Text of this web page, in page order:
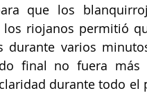
que los
riojanos permitió
durante varios
final no fuera más
durante todo el